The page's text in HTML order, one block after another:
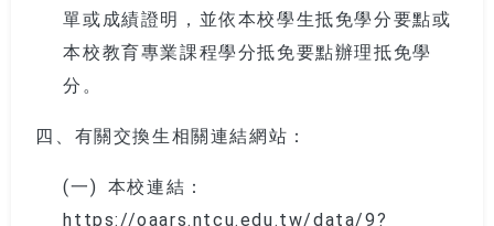
單或成績證明，並依本校學生抵免學分要點或
本校教育專業課程學分抵免要點辦理抵免學
分。
四、有關交換生相關連結網站：
(一)
本校連結：
https://oaars.ntcu.edu.tw/data/9?